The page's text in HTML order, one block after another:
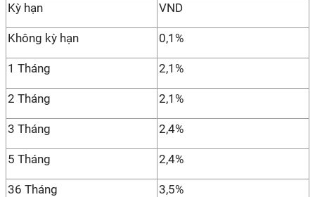
Kỳ hạn VND
Không kỳ hạn 0,1%
1 Tháng 2,1%
2 Tháng 2,1%
3 Tháng 2,4%
5 Tháng 2,4%
36 Tháng 3,5%